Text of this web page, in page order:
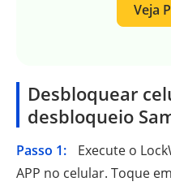
Veja
Desbloquear
desbloqueio
Passo 1:
Execute o
APP no celular. Toque